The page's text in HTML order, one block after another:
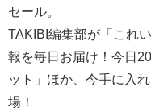
セール。
TAKIBI編集部が「これ
報を毎日お届け！今日
ット」ほか、今手に入
場！